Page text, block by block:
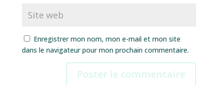
Enregistrer mon nom, mon e-mail et mon site
dans le navigateur pour mon prochain commentaire.